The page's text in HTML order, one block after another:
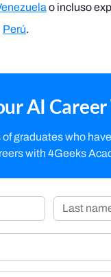
o incluso
Perú.
AI Career
graduates who
with 4Geeks